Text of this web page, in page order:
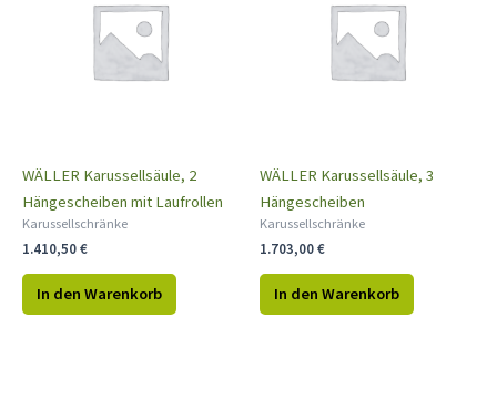
WÄLLER Karussellsäule, 2
Hängescheiben mit Laufrollen
Karussellschränke
1.410,50€
In den Warenkorb
WÄLLER Karussellsäule, 3
Hängescheiben
Karussellschränke
1.703,00€
In den Warenkorb